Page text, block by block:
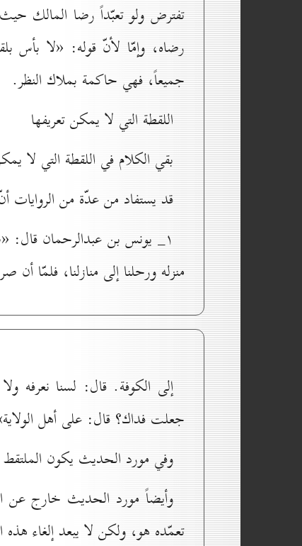
تفترض ولو تعبّداً رضا المالك
رضاه، وإمّا لأنّ قوله: «لا بأس
جميعاً، فهي حاكمة بملاك النظر.
اللقطة التي لا يمکن تعريفها
بقي الكلام في اللقطة التي لا
قد يستفاد من عدّة من
۱_ يونس بن عبدالرحمان قال:
منزله ورحلنا إلى منازلنا، فلمّا
إلى الكوفة. قال: لسنا
جعلت فداك؟ قال: على أهل
وفي مورد الحديث يكون الملتقط
وأيضاً مورد الحديث خارج عن
تعمّده هو، ولكن لا يبعد إلغاء